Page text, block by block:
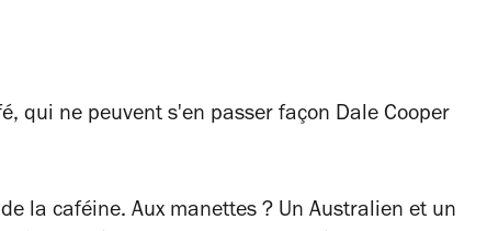
qui ne peuvent s'en passer façon Dale Cooper
la caféine. Aux manettes ? Un Australien et un